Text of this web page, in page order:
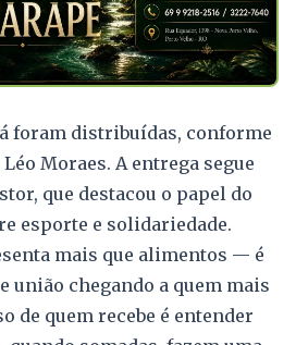
foram distribuídas, conforme
Moraes. A entrega segue
que destacou o papel do
esporte e solidariedade.
mais que alimentos — é
união chegando a quem mais
de quem recebe é entender